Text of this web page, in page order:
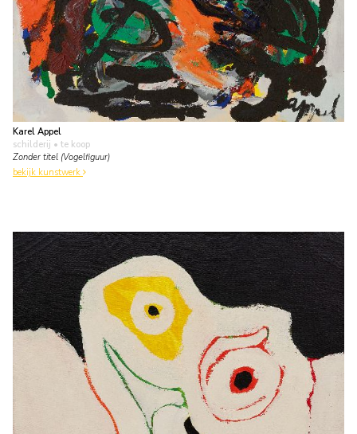
Karel Appel
schilderij • te koop
Zonder titel (Vogelfiguur)
bekijk kunstwerk